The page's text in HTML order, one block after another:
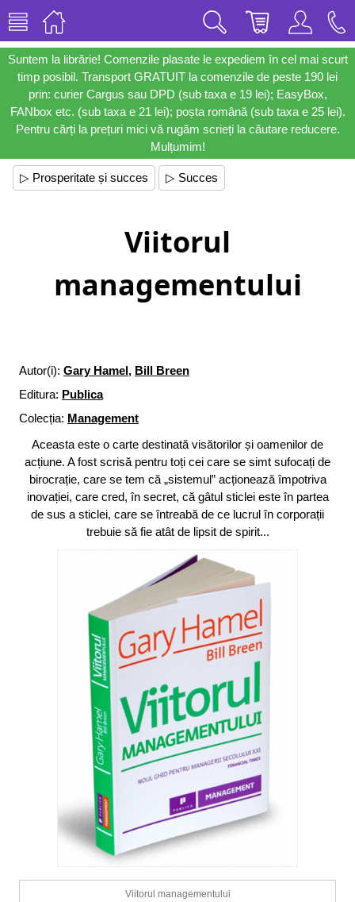
Suntem la librărie! Comenzile plasate le expediem în cel mai scurt
timp posibil. Transport GRATUIT la comenzile de peste 190 lei
prin: curier Cargus sau DPD (sub taxa e 19 lei); EasyBox,
FANbox etc. (sub taxa e 21 lei); poșta română (sub taxa e 25 lei).
Pentru cărți la prețuri mici vă rugăm scrieți la căutare reducere.
Mulțumim!
▷ Prosperitate și succes ▷ Succes
Viitorul
managementului
Autor(i): Gary Hamel, Bill Breen
Editura: Publica
Colecția: Management
Aceasta este o carte destinată visătorilor și oamenilor de
acțiune. A fost scrisă pentru toți cei care se simt sufocați de
birocrație, care se tem că „sistemul” acționează împotriva
inovației, care cred, în secret, că gâtul sticlei este în partea
de sus a sticlei, care se întreabă de ce lucrul în corporații
trebuie să fie atât de lipsit de spirit...
Viitorul managementului